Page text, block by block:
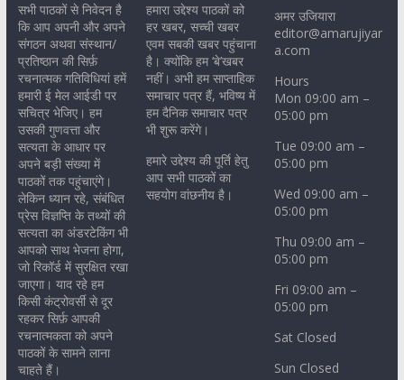
सभी पाठकों से निवेदन है
कि आप अपनी और अपने
संगठन अथवा संस्थान/
प्रतिष्ठान की सिर्फ़
रचनात्मक गतिविधियां हमें
हमारी ई मेल आईडी पर
सचित्र भेजिए। हम
उसकी गुणवत्ता और
सत्यता के आधार पर
अपने बड़ी संख्या में
पाठकों तक पहुंचाएंगे।
लेकिन ध्यान रहे, संबंधित
प्रेस विज्ञप्ति के तथ्यों की
सत्यता का अंडरटेकिंग भी
आपको साथ भेजना होगा,
जो रिकॉर्ड में सुरक्षित रखा
जाएगा। याद रहे हम
किसी कंट्रोवर्सी से दूर
रहकर सिर्फ़ आपकी
रचनात्मकता को अपने
पाठकों के सामने लाना
चाहते हैं।
हमारा उद्देश्य पाठकों को
हर खबर, सच्ची खबर
एवम सबकी खबर पहुंचाना
है। क्योंकि हम ‘बे’खबर
नहीं। अभी हम साप्ताहिक
समाचार पत्र हैं, भविष्य में
हम दैनिक समाचार पत्र
भी शुरू करेंगे।
हमारे उद्देश्य की पूर्ति हेतु
आप सभी पाठकों का
सहयोग वांछनीय है।
अमर उजियारा
editor@amarujiyar
a.com
Hours
Mon 09:00 am –
05:00 pm
Tue 09:00 am –
05:00 pm
Wed 09:00 am –
05:00 pm
Thu 09:00 am –
05:00 pm
Fri 09:00 am –
05:00 pm
Sat Closed
Sun Closed